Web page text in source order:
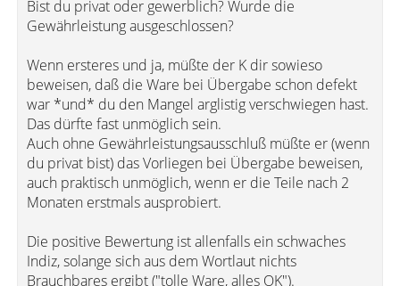
Bist du privat oder gewerblich? Wurde die
Gewährleistung ausgeschlossen?
Wenn ersteres und ja, müßte der K dir sowieso
beweisen, daß die Ware bei Übergabe schon defekt
war *und* du den Mangel arglistig verschwiegen hast.
Das dürfte fast unmöglich sein.
Auch ohne Gewährleistungsausschluß müßte er (wenn
du privat bist) das Vorliegen bei Übergabe beweisen,
auch praktisch unmöglich, wenn er die Teile nach 2
Monaten erstmals ausprobiert.
Die positive Bewertung ist allenfalls ein schwaches
Indiz, solange sich aus dem Wortlaut nichts
Brauchbares ergibt ("tolle Ware, alles OK").